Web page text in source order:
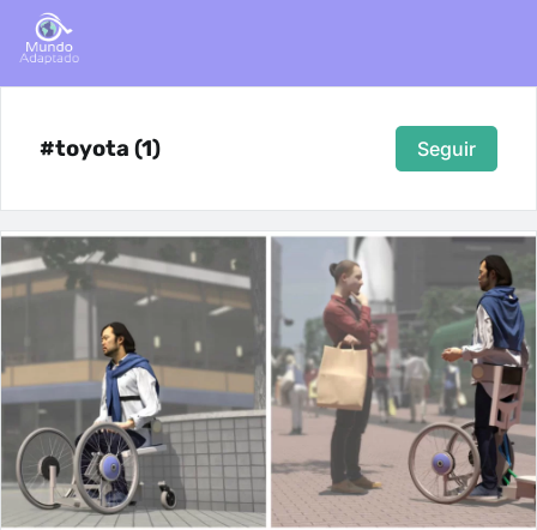
#toyota (1) Seguir